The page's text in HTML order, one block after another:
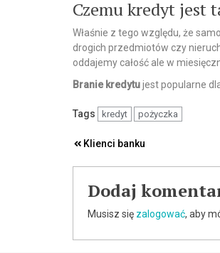
Czemu kredyt jest
Właśnie z tego względu, że
drogich przedmiotów czy
oddajemy całość ale w
Branie kredytujest popularne
Tags kredyt pożyczka
Nawigacja
wpisu
Klienci banku
Dodaj
Musisz się zalogować, aby